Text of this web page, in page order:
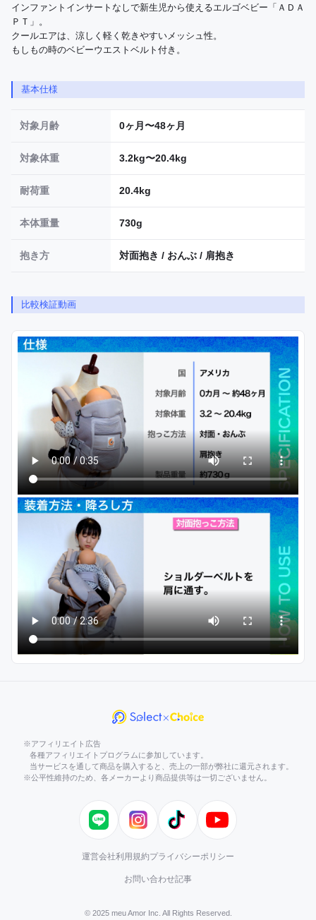
インファントインサートなしで新生児から使えるエルゴベビー「ＡＤＡ
ＰＴ」。
クールエアは、涼しく軽く乾きやすいメッシュ性。
もしもの時のベビーウエストベルト付き。
基本仕様
対象月齢 0ヶ月〜48ヶ月
対象体重 3.2kg〜20.4kg
耐荷重 20.4kg
本体重量 730g
抱き方 対面抱き / おんぶ / 肩抱き
比較検証動画
※アフィリエイト広告
各種アフィリエイトプログラムに参加しています。
当サービスを通して商品を購入すると、売上の一部が弊社に還元されます。
※公平性維持のため、各メーカーより商品提供等は一切ございません。
LINE InstagramTikTok YouTube
運営会社利用規約プライバシーポリシー
お問い合わせ記事
© 2025 meu Amor Inc. All Rights Reserved.